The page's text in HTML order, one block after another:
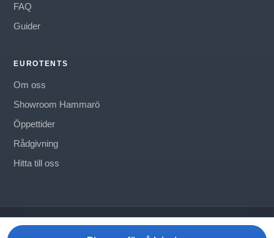
FAQ
Guider
EUROTENTS
Om oss
Showroom Hammarö
Öppettider
Rådgivning
Hitta till oss
©Eurotents Tältvärlden AB